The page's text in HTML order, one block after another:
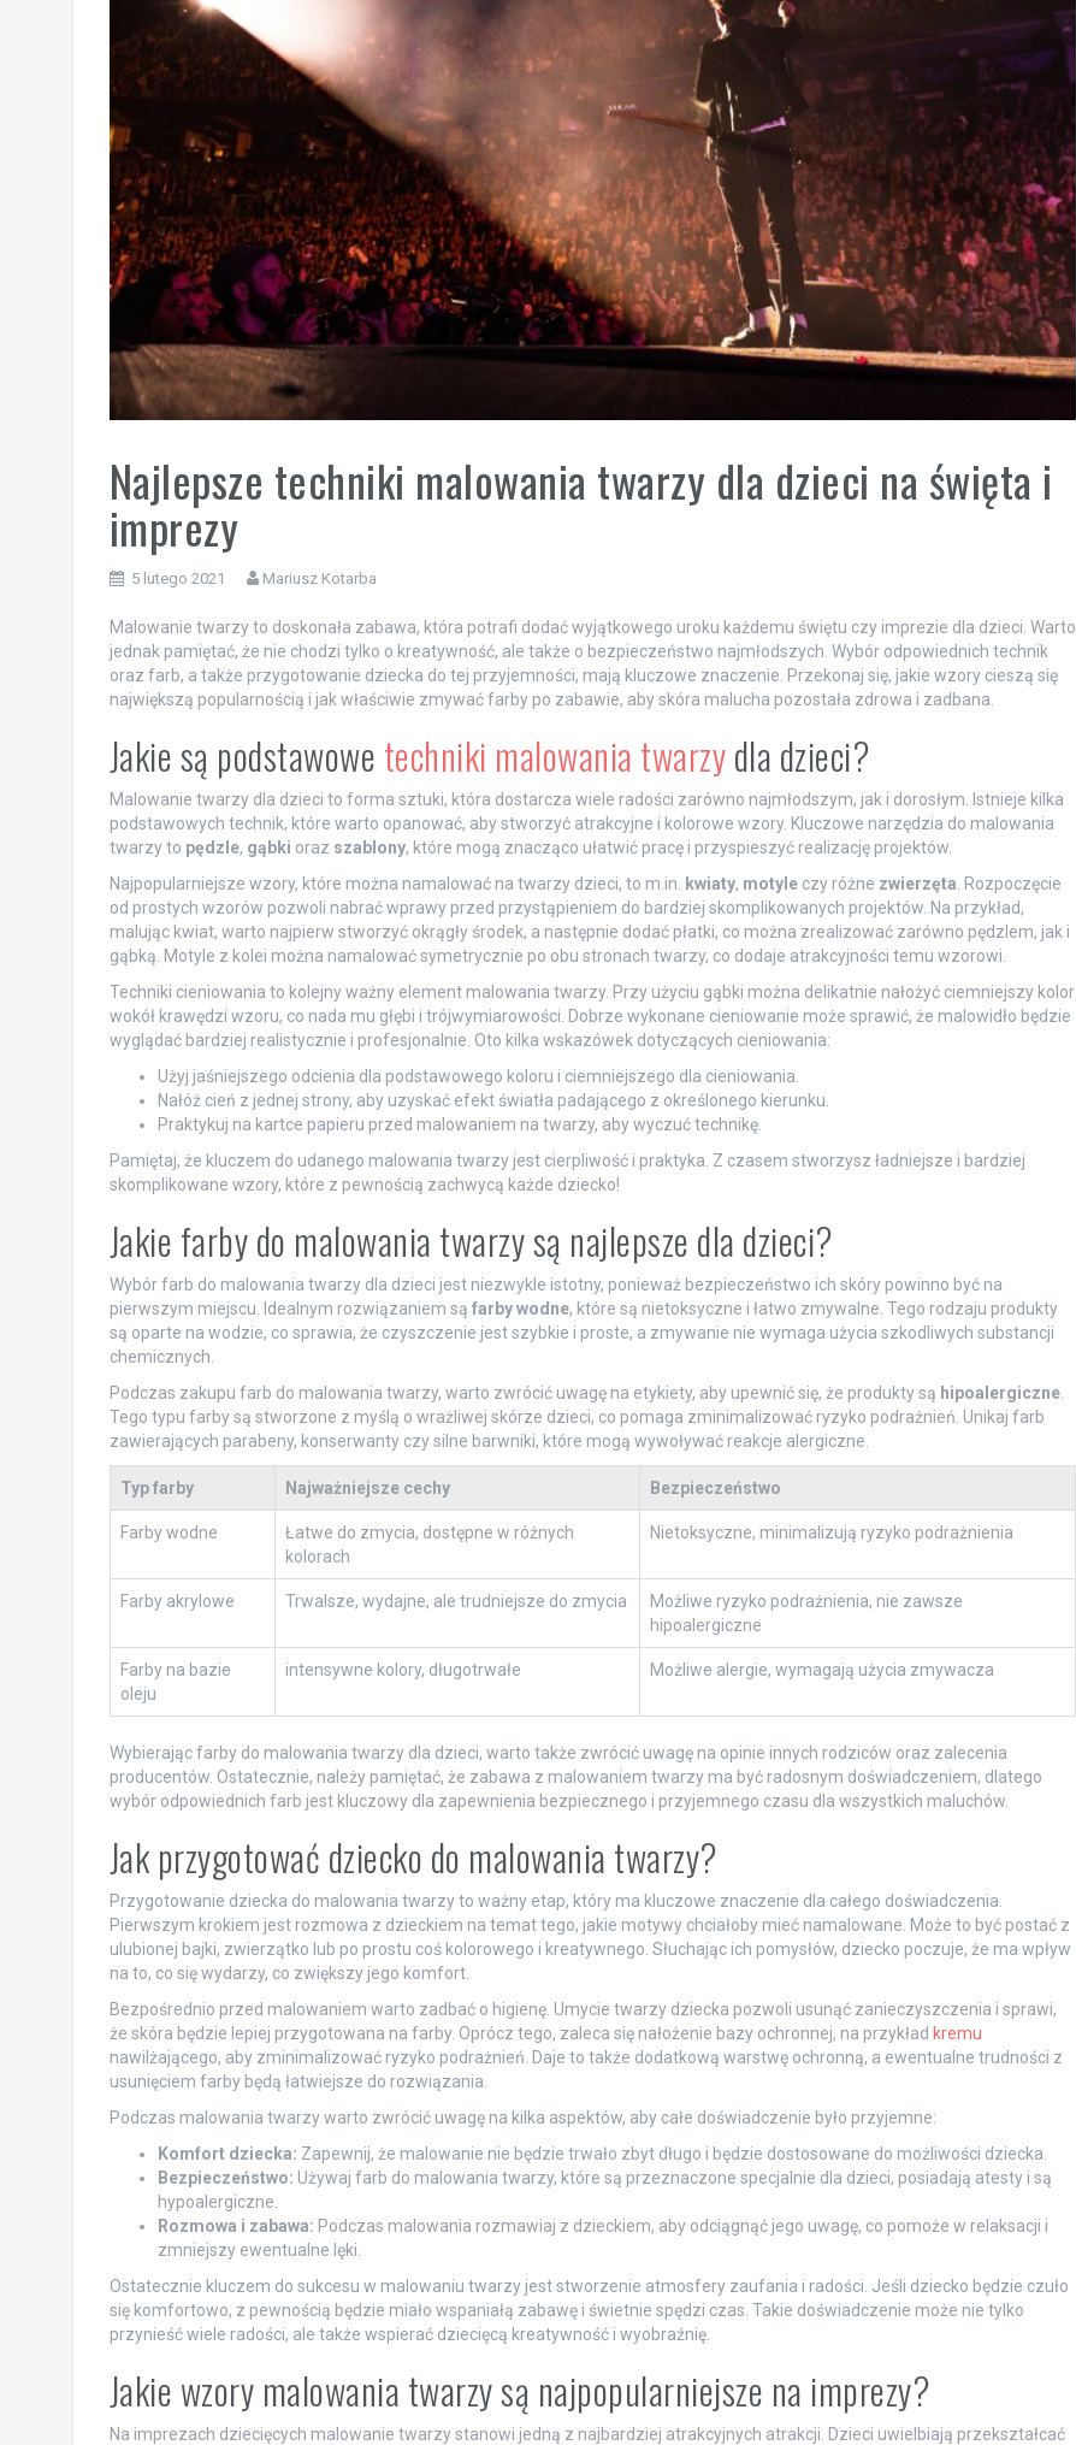
Najlepsze techniki malowania twarzy dla dzieci na święta i
imprezy
5 lutego 2021 Mariusz Kotarba
Malowanie twarzy to doskonała zabawa, która potrafi dodać wyjątkowego uroku każdemu świętu czy imprezie dla dzieci. Warto
jednak pamiętać, że nie chodzi tylko o kreatywność, ale także o bezpieczeństwo najmłodszych. Wybór odpowiednich technik
oraz farb, a także przygotowanie dziecka do tej przyjemności, mają kluczowe znaczenie. Przekonaj się, jakie wzory cieszą się
największą popularnością i jak właściwie zmywać farby po zabawie, aby skóra malucha pozostała zdrowa i zadbana.
Jakie są podstawowe techniki malowania twarzydla dzieci?
Malowanie twarzy dla dzieci to forma sztuki, która dostarcza wiele radości zarówno najmłodszym, jak i dorosłym. Istnieje kilka
podstawowych technik, które warto opanować, aby stworzyć atrakcyjne i kolorowe wzory. Kluczowe narzędzia do malowania
twarzy to pędzle, gąbki oraz szablony, które mogą znacząco ułatwić pracę i przyspieszyć realizację projektów.
Najpopularniejsze wzory, które można namalować na twarzy dzieci, to m.in.
kwiaty, motyleczy różne zwierzęta . Rozpoczęcie
od prostych wzorów pozwoli nabrać wprawy przed przystąpieniem do bardziej skomplikowanych projektów. Na przykład,
malując kwiat, warto najpierw stworzyć okrągły środek, a następnie dodać płatki, co można zrealizować zarówno pędzlem, jak i
gąbką. Motyle z kolei można namalować symetrycznie po obu stronach twarzy, co dodaje atrakcyjności temu wzorowi.
Techniki cieniowania to kolejny ważny element malowania twarzy. Przy użyciu gąbki można delikatnie nałożyć ciemniejszy kolor
wokół krawędzi wzoru, co nada mu głębi i trójwymiarowości. Dobrze wykonane cieniowanie może sprawić, że malowidło będzie
wyglądać bardziej realistycznie i profesjonalnie. Oto kilka wskazówek dotyczących cieniowania:
Użyj jaśniejszego odcienia dla podstawowego koloru i ciemniejszego dla cieniowania.
Nałóż cień z jednej strony, aby uzyskać efekt światła padającego z określonego kierunku.
Praktykuj na kartce papieru przed malowaniem na twarzy, aby wyczuć technikę.
Pamiętaj, że kluczem do udanego malowania twarzy jest cierpliwość i praktyka. Z czasem stworzysz ładniejsze i bardziej
skomplikowane wzory, które z pewnością zachwycą każde dziecko!
Jakie farby do malowania twarzy są najlepsze dla dzieci?
Wybór farb do malowania twarzy dla dzieci jest niezwykle istotny, ponieważ bezpieczeństwo ich skóry powinno być na
pierwszym miejscu. Idealnym rozwiązaniem są farby wodne, które są nietoksyczne i łatwo zmywalne. Tego rodzaju produkty
są oparte na wodzie, co sprawia, że czyszczenie jest szybkie i proste, a zmywanie nie wymaga użycia szkodliwych substancji
chemicznych.
Podczas zakupu farb do malowania twarzy, warto zwrócić uwagę na etykiety, aby upewnić się, że produkty są hipoalergiczne.
Tego typu farby są stworzone z myślą o wrażliwej skórze dzieci, co pomaga zminimalizować ryzyko podrażnień. Unikaj farb
zawierających parabeny, konserwanty czy silne barwniki, które mogą wywoływać reakcje alergiczne.
Typ farby Najważniejsze cechy Bezpieczeństwo
Farby wodne
Łatwe do zmycia, dostępne w różnych
kolorach
Nietoksyczne, minimalizują ryzyko podrażnienia
Farby akrylowe Trwalsze, wydajne, ale trudniejsze do zmycia
Możliwe ryzyko podrażnienia, nie zawsze
hipoalergiczne
Farby na bazie
oleju
intensywne kolory, długotrwałe Możliwe alergie, wymagają użycia zmywacza
Wybierając farby do malowania twarzy dla dzieci, warto także zwrócić uwagę na opinie innych rodziców oraz zalecenia
producentów. Ostatecznie, należy pamiętać, że zabawa z malowaniem twarzy ma być radosnym doświadczeniem, dlatego
wybór odpowiednich farb jest kluczowy dla zapewnienia bezpiecznego i przyjemnego czasu dla wszystkich maluchów.
Jak przygotować dziecko do malowania twarzy?
Przygotowanie dziecka do malowania twarzy to ważny etap, który ma kluczowe znaczenie dla całego doświadczenia.
Pierwszym krokiem jest rozmowa z dzieckiem na temat tego, jakie motywy chciałoby mieć namalowane. Może to być postać z
ulubionej bajki, zwierzątko lub po prostu coś kolorowego i kreatywnego. Słuchając ich pomysłów, dziecko poczuje, że ma wpływ
na to, co się wydarzy, co zwiększy jego komfort.
Bezpośrednio przed malowaniem warto zadbać o higienę. Umycie twarzy dziecka pozwoli usunąć zanieczyszczenia i sprawi,
że skóra będzie lepiej przygotowana na farby. Oprócz tego, zaleca się nałożenie bazy ochronnej, na przykład kremu
nawilżającego, aby zminimalizować ryzyko podrażnień. Daje to także dodatkową warstwę ochronną, a ewentualne trudności z
usunięciem farby będą łatwiejsze do rozwiązania.
Podczas malowania twarzy warto zwrócić uwagę na kilka aspektów, aby całe doświadczenie było przyjemne:
Komfort dziecka: Zapewnij, że malowanie nie będzie trwało zbyt długo i będzie dostosowane do możliwości dziecka.
Bezpieczeństwo: Używaj farb do malowania twarzy, które są przeznaczone specjalnie dla dzieci, posiadają atesty i są
hypoalergiczne.
Rozmowa i zabawa: Podczas malowania rozmawiaj z dzieckiem, aby odciągnąć jego uwagę, co pomoże w relaksacji i
zmniejszy ewentualne lęki.
Ostatecznie kluczem do sukcesu w malowaniu twarzy jest stworzenie atmosfery zaufania i radości. Jeśli dziecko będzie czuło
się komfortowo, z pewnością będzie miało wspaniałą zabawę i świetnie spędzi czas. Takie doświadczenie może nie tylko
przynieść wiele radości, ale także wspierać dziecięcą kreatywność i wyobraźnię.
Jakie wzory malowania twarzy są najpopularniejsze na imprezy?
Na imprezach dziecięcych malowanie twarzy stanowi jedną z najbardziej atrakcyjnych atrakcji. Dzieci uwielbiają przekształcać